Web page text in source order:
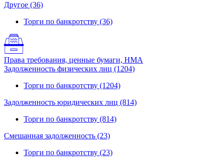
Другое (36)
Торги по банкротству (36)
Права требования, ценные бумаги, НМА
Задолженность физических лиц (1204)
Торги по банкротству (1204)
Задолженность юридических лиц (814)
Торги по банкротству (814)
Смешанная задолженность (23)
Торги по банкротству (23)